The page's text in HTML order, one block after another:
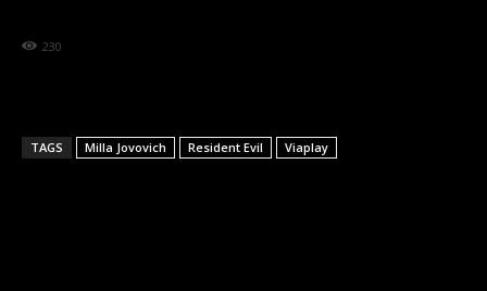
230
TAGS Milla Jovovich Resident Evil Viaplay